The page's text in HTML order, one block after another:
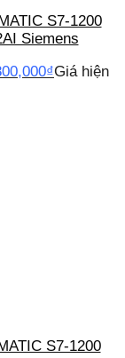
S7-1200
Siemens
₫Giá hiện
S7-1200